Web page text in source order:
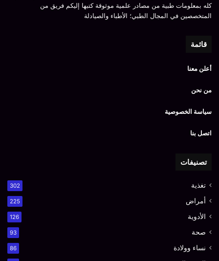
كله بمعلومات طبية من مصادر علمية موثوقة كتبها إليكم فريق من
المتخصصين في المجال الطبي؛ الأطباء والصيادلة
قائمة
أعلن معنا
من نحن
سياسة الخصوصية
اتصل بنا
تصنيفات
تغذية 302
أمراض 225
الأدوية 126
صحة 93
نساء وولادة 86